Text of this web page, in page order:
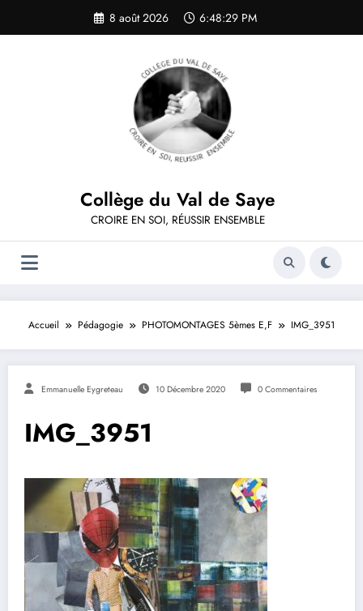
contenu
8 août 2026 6:48:29 PM
Collège du Val de Saye
CROIRE EN SOI, RÉUSSIR ENSEMBLE
Accueil Pédagogie PHOTOMONTAGES 5èmes E,F IMG_3951
Emmanuelle Eygreteau 10 Décembre 2020 0 Commentaires
IMG_3951